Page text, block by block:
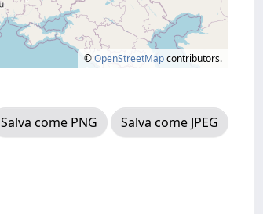
©OpenStreetMapcontributors.
Salva come PNG
Salva come JPEG